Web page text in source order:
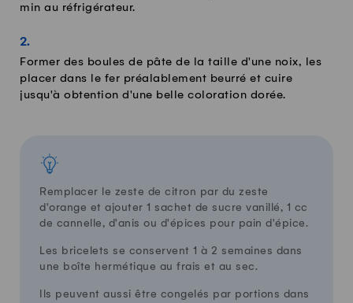
min au réfrigérateur.
Former des boules de pâte de la taille d'une noix, les
placer dans le fer préalablement beurré et cuire
jusqu'à obtention d'une belle coloration dorée.
Remplacer le zeste de citron par du zeste
d'orange et ajouter 1 sachet de sucre vanillé, 1 cc
de cannelle, d'anis ou d'épices pour pain d'épice.
Les bricelets se conservent 1 à 2 semaines dans
une boîte hermétique au frais et au sec.
Ils peuvent aussi être congelés par portions dans